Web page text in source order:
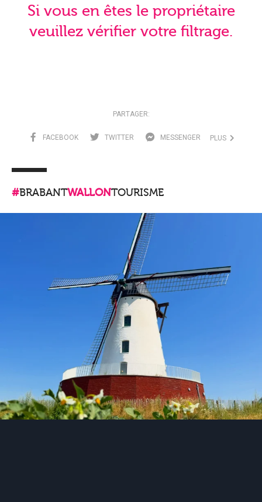
Si vous en êtes le propriétaire
veuillez vérifier votre filtrage.
PARTAGER:
FACEBOOK TWITTER MESSENGER PLUS
#BRABANTWALLONTOURISME